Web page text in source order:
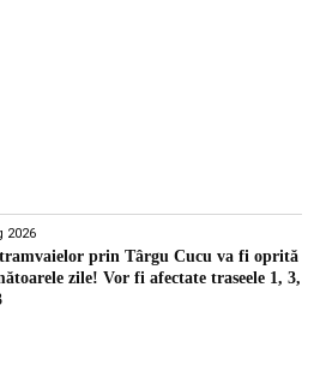
2026
prin Târgu Cucu va fi oprită
zile! Vor fi afectate traseele 1, 3,